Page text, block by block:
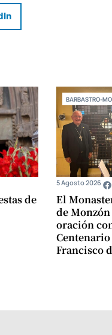
de
BARBASTRO-
El
de
oración
Francisco
5 Agosto 2026